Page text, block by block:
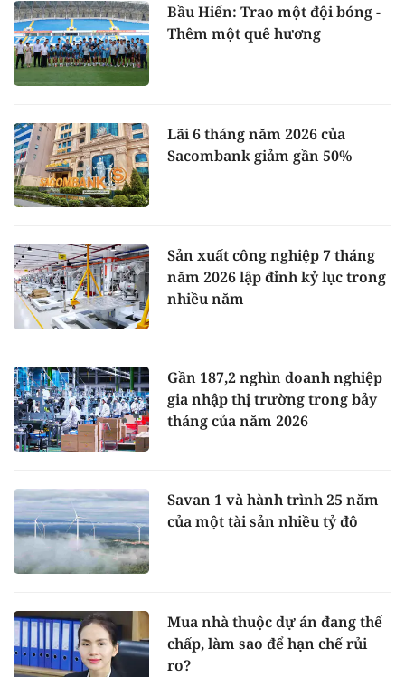
Bầu Hiển: Trao một đội bóng -
Thêm một quê hương
Lãi 6 tháng năm 2026 của
Sacombank giảm gần 50%
Sản xuất công nghiệp 7 tháng
năm 2026 lập đỉnh kỷ lục trong
nhiều năm
Gần 187,2 nghìn doanh nghiệp
gia nhập thị trường trong bảy
tháng của năm 2026
Savan 1 và hành trình 25 năm
của một tài sản nhiều tỷ đô
Mua nhà thuộc dự án đang thế
chấp, làm sao để hạn chế rủi
ro?